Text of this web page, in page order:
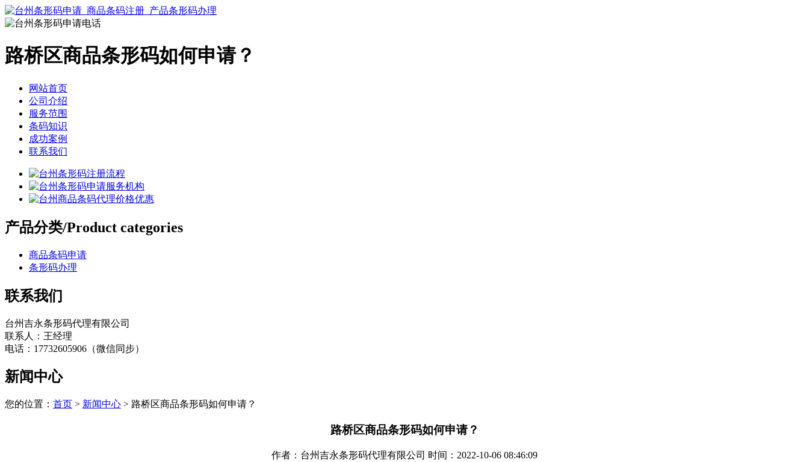
路桥区商品条形码如何申请？
网站首页
公司介绍
服务范围
条码知识
成功案例
联系我们
产品分类/Product categories
商品条码申请
条形码办理
联系我们
台州吉永条形码代理有限公司
联系人：王经理
电话：17732605906（微信同步）
新闻中心
您的位置： 首页 > 新闻中心 > 路桥区商品条形码如何申请？
路桥区商品条形码如何申请？
作者：台州吉永条形码代理有限公司 时间：2022-10-06 08:46:09